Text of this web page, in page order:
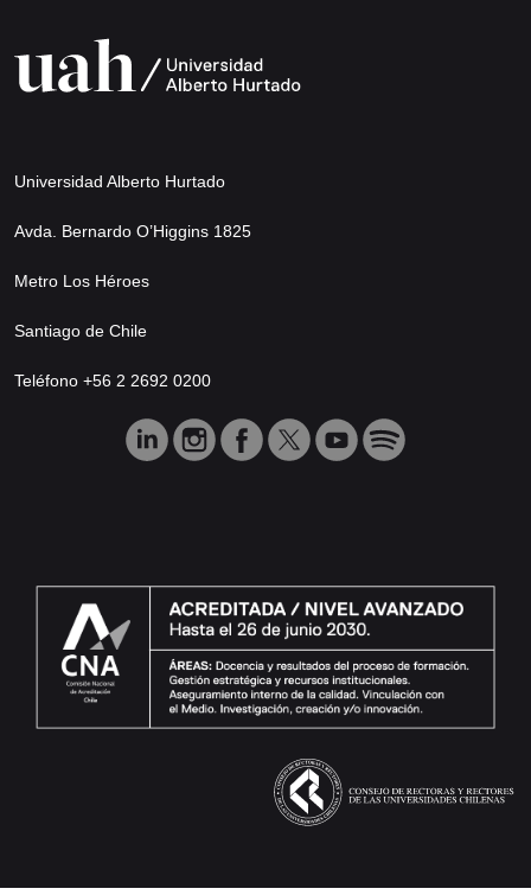
Universidad Alberto Hurtado
Avda. Bernardo O’Higgins 1825
Metro Los Héroes
Santiago de Chile
Teléfono +56 2 2692 0200